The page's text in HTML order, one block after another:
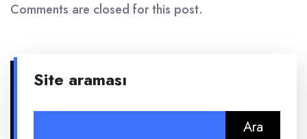
Comments are closed for this post.
Site araması